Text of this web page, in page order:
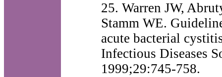
25. Warren JW,
Stamm WE.
acute bacterial
Infectious Diseases
1999;29:745-758.